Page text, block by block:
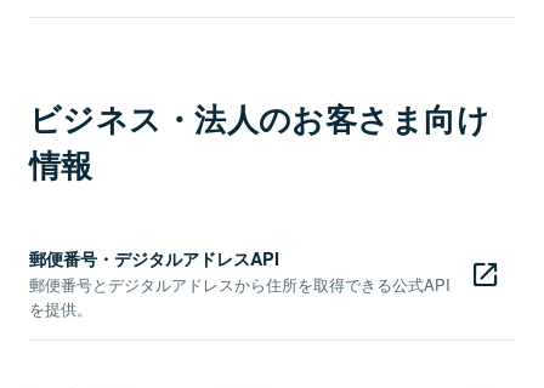
ビジネス・法人のお客さま向け
情報
郵便番号・デジタルアドレスAPI
郵便番号とデジタルアドレスから住所を取得できる公式API
を提供。